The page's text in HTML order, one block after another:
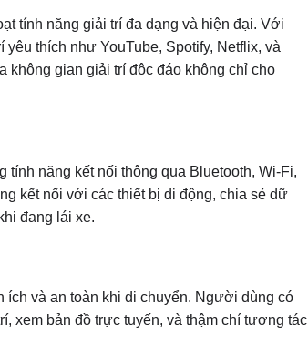
tính năng giải trí đa dạng và hiện đại. Với
thích như YouTube, Spotify, Netflix, và
không gian giải trí độc đáo không chỉ cho
năng kết nối thông qua Bluetooth, Wi-Fi,
kết nối với các thiết bị di động, chia sẻ dữ
đang lái xe.
ích và an toàn khi di chuyển. Người dùng có
xem bản đồ trực tuyến, và thậm chí tương tác